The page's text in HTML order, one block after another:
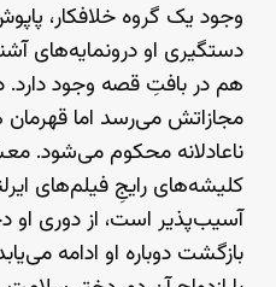
وجود یک گروه خلافکار،
دستگیری او درونمایه‌های
هم در بافتِ قصه وجود دارد.
مجازاتش می‌رسد اما
ناعادلانه محکوم می‌شود.
کلیشه‌های رایجِ فیلم‌های
آسیب‌پذیر است، از دوری او
بازگشت دوباره‌ او ادامه